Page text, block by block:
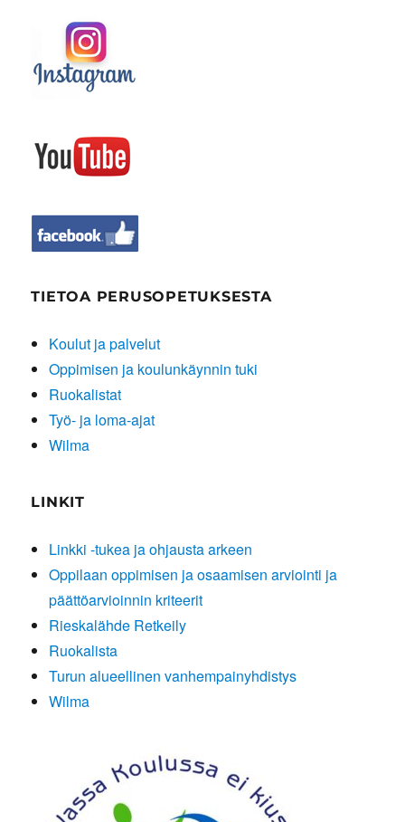
TIETOA PERUSOPETUKSESTA
Koulut ja palvelut
Oppimisen ja koulunkäynnin tuki
Ruokalistat
Työ- ja loma-ajat
Wilma
LINKIT
Linkki -tukea ja ohjausta arkeen
Oppilaan oppimisen ja osaamisen arviointi ja
päättöarvioinnin kriteerit
Rieskalähde Retkeily
Ruokalista
Turun alueellinen vanhempainyhdistys
Wilma